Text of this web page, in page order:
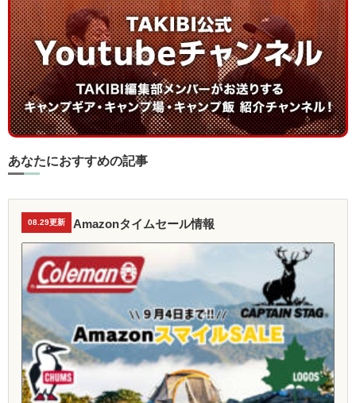
あなたにおすすめの記事
08.29更新 Amazonタイムセール情報